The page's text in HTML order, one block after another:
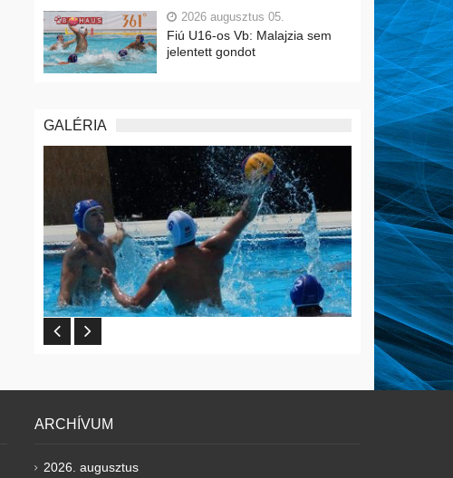
2026 augusztus 05.
Fiú U16-os Vb: Malajzia sem
jelentett gondot
GALÉRIA
ARCHÍVUM
2026. augusztus